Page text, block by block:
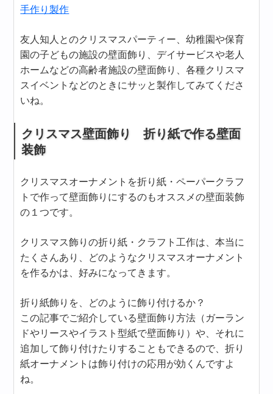
手作り製作
友人知人とのクリスマスパーティー、幼稚園や保育
園の子どもの施設の壁面飾り、デイサービスや老人
ホームなどの高齢者施設の壁面飾り、各種クリスマ
スイベントなどのときにサッと製作してみてくださ
いね。
クリスマス壁面飾り 折り紙で作る壁面
装飾
クリスマスオーナメントを折り紙・ペーパークラフ
トで作って壁面飾りにするのもオススメの壁面装飾
の１つです。
クリスマス飾りの折り紙・クラフト工作は、本当に
たくさんあり、どのようなクリスマスオーナメント
を作るかは、好みになってきます。
折り紙飾りを、どのように飾り付けるか？
この記事でご紹介している壁面飾り方法（ガーラン
ドやリースやイラスト型紙で壁面飾り）や、それに
追加して飾り付けたりすることもできるので、折り
紙オーナメントは飾り付けの応用が効くんですよ
ね。